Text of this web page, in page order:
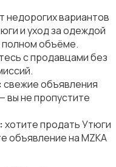
недорогих вариантов
и уход за одеждой
объёме.
с продавцами без
свежие объявления
вы не пропустите
хотите продать Утюги
объявление на MZKA